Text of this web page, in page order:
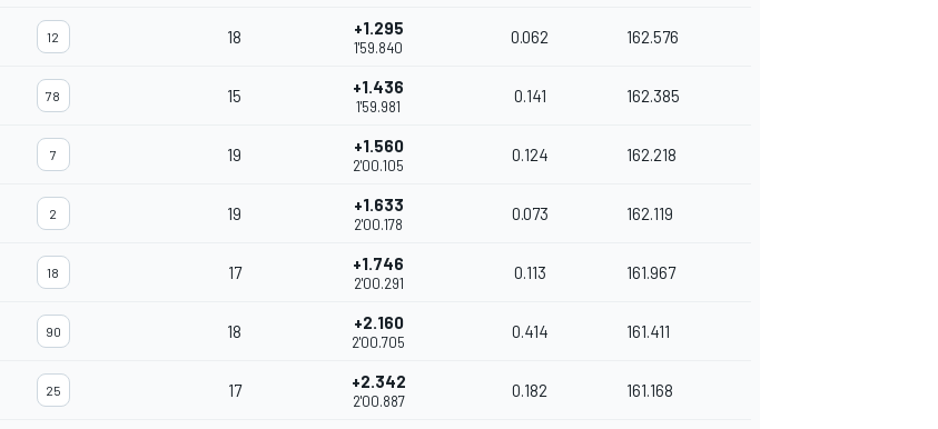
12 18 +1.295
1'59.840
0.062 162.576
78 15 +1.436
1'59.981
0.141 162.385
7 19 +1.560
2'00.105
0.124 162.218
2 19 +1.633
2'00.178
0.073 162.119
18 17 +1.746
2'00.291
0.113 161.967
90 18 +2.160
2'00.705
0.414 161.411
25 17 +2.342
2'00.887
0.182 161.168